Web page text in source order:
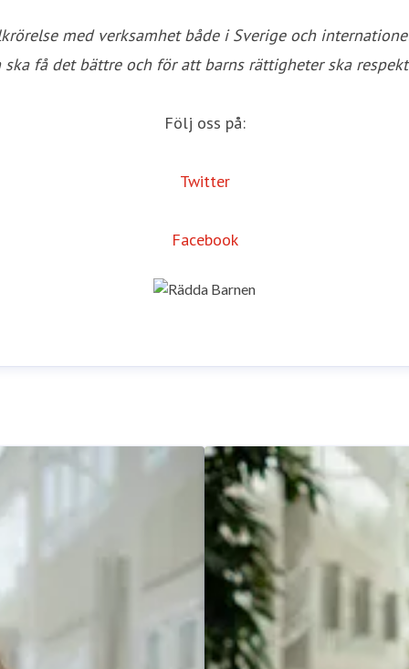
med verksamhet både i Sverige och
ska få det bättre och för att barns rättigheter ska
Följ oss på:
Twitter
Facebook